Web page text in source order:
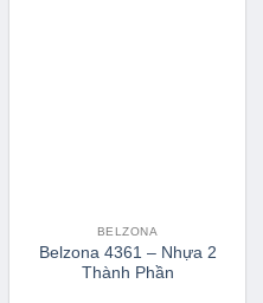
BELZONA
Belzona 4361 – Nhựa 2
Thành Phần